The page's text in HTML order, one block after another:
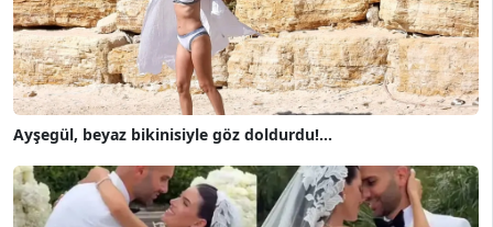
Ayşegül, beyaz bikinisiyle göz doldurdu!...